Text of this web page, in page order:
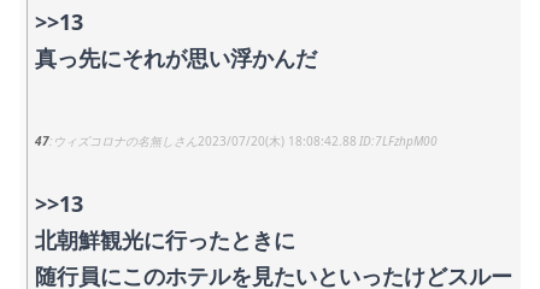
>>13
真っ先にそれが思い浮かんだ
47 ウィズコロナの名無しさん2023/07/20(木) 18:08:42.88 7LFzhpM00
>>13
北朝鮮観光に行ったときに
随行員にこのホテルを見たいといったけどスルー